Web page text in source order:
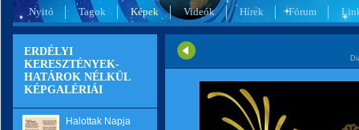
Nyitó Tagok Képek Videók Hírek Fórum
ERDÉLYI
KERESZTÉNYEK-
HATÁROK NÉLKÜL
KÉPGALÉRIÁI
Halottak Napja